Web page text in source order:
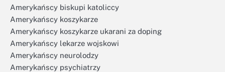
Amerykańscy biskupi katoliccy
Amerykańscy koszykarze
Amerykańscy koszykarze ukarani za doping
Amerykańscy lekarze wojskowi
Amerykańscy neurolodzy
Amerykańscy psychiatrzy